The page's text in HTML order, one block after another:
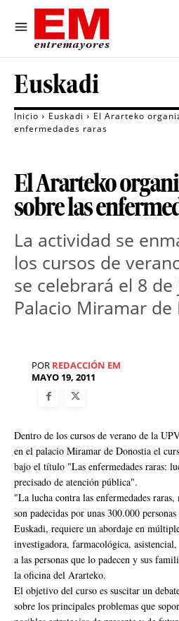
Euskadi
Inicio Euskadi
El Ararteko
enfermedades raras
El Ararteko
sobre las
La actividad se
los cursos de
se celebrará el 8
Palacio Miramar de
POR REDACCIÓN EM
MAYO 19, 2011
Dentro de los cursos de verano de la
en el palacio Miramar de Donostia el
bajo el título "Las enfermedades raras:
precisado de atención pública".
"La lucha contra las enfermedades
son padecidas por unas 300.000
Euskadi, requiere un abordaje en
investigadora, farmacológica,
a las personas que lo padecen y sus
la oficina del Ararteko.
El objetivo del curso es suscitar un
sobre los principales problemas que